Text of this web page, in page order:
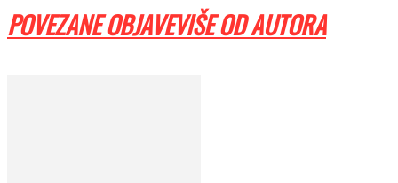
POVEZANE OBJAVEVIŠE OD AUTORA